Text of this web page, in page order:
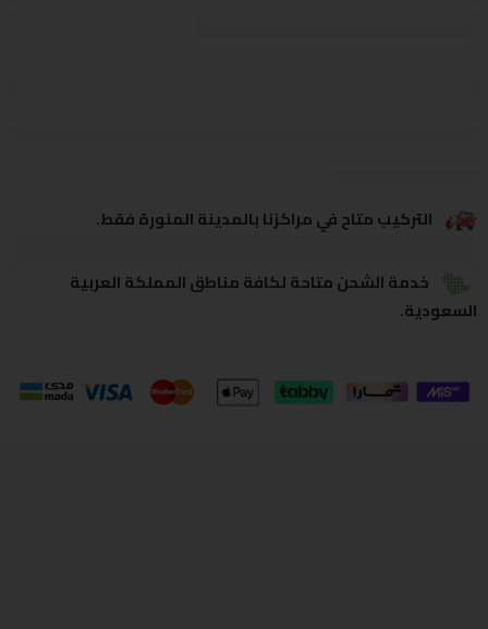
التركيب متاح في مراكزنا بالمدينة المنورة فقط.
خدمة الشحن متاحة لكافة مناطق المملكة العربية
السعودية.